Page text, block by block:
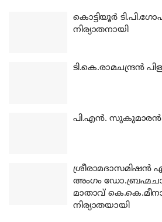
കൊട്ടിയൂര്‍
നിര്യാതനായി
ടി.കെ.രാമചന്ദ്രന്‍
പി.എന്‍. സുകുമാരന്‍
ശ്രീരാമദാസമിഷന്‍
അംഗം
മാതാവ്
നിര്യാതയായി